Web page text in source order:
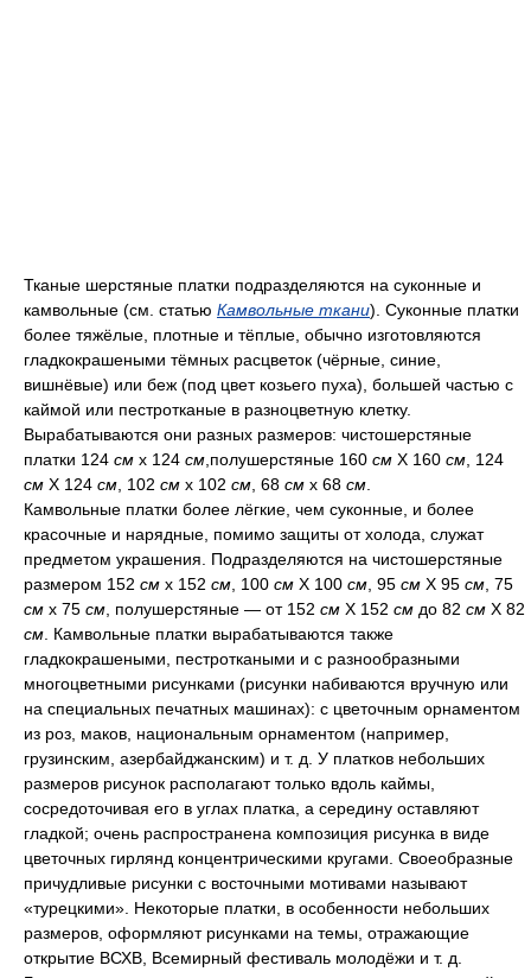
Тканые шерстяные платки подразделяются на суконные и
камвольные (см. статью Камвольные ткани). Суконные платки
более тяжёлые, плотные и тёплые, обычно изготовляются
гладкокрашеными тёмных расцветок (чёрные, синие,
вишнёвые) или беж (под цвет козьего пуха), большей частью с
каймой или пестротканые в разноцветную клетку.
Вырабатываются они разных размеров: чистошерстяные
платки 124 см х 124 см ,полушерстяные 160 см Х 160 см , 124
см X 124 см , 102 см х 102 см , 68 см х 68 см
Камвольные платки более лёгкие, чем суконные, и более
красочные и нарядные, помимо защиты от холода, служат
предметом украшения. Подразделяются на чистошерстяные
размером 152 см х 152 см , 100 см X 100 см , 95 см Х 95 см , 75
см х 75 см , полушерстяные — от 152 см X 152 см до 82 см X 82
см . Камвольные платки вырабатываются также
гладкокрашеными, пестроткаными и с разнообразными
многоцветными рисунками (рисунки набиваются вручную или
на специальных печатных машинах): с цветочным орнаментом
из роз, маков, национальным орнаментом (например,
грузинским, азербайджанским) и т. д. У платков небольших
размеров рисунок располагают только вдоль каймы,
сосредоточивая его в углах платка, а середину оставляют
гладкой; очень распространена композиция рисунка в виде
цветочных гирлянд концентрическими кругами. Своеобразные
причудливые рисунки с восточными мотивами называют
«турецкими». Некоторые платки, в особенности небольших
размеров, оформляют рисунками на темы, отражающие
открытие ВСХВ, Всемирный фестиваль молодёжи и т. д.